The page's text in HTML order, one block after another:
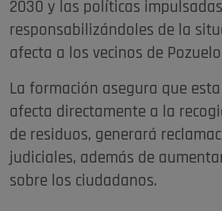
2030 y las políticas
responsabilizándoles de la
afecta a los vecinos de
La formación asegura que
afecta directamente a la
de residuos, generará
judiciales, además de
sobre los ciudadanos.